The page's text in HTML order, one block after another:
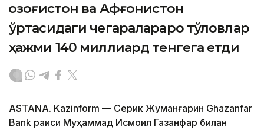
Қозоғистон ва Афғонистон
ўртасидаги чегаралараро тўловлар
ҳажми 140 миллиард тенгега етди
ASTANA. Kazinform — Серик Жуманғарин Ghazanfar
Bank раиси Муҳаммад Исмоил Газанфар билан